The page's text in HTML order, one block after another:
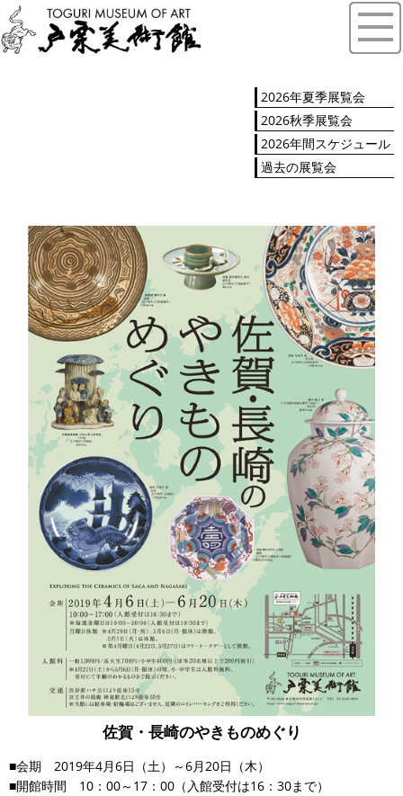
2026年夏季展覧会
2026秋季展覧会
2026年間スケジュール
過去の展覧会
佐賀・長崎のやきものめぐり
■会期 2019年4月6日（土）～6月20日（木）
■開館時間 10：00～17：00（入館受付は16：30まで）